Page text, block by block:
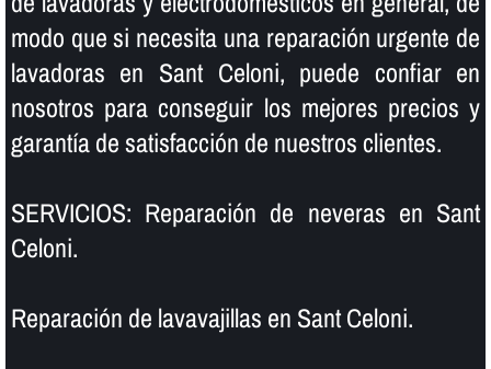
modo que si necesita una reparación urgente de
lavadoras en Sant Celoni, puede confiar en
nosotros para conseguir los mejores precios y
garantí­a de satisfacción de nuestros clientes.
SERVICIOS: Reparación de neveras en Sant
Celoni.
Reparación de lavavajillas en Sant Celoni.